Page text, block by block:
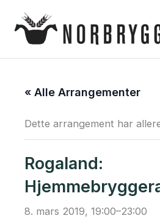
rett
« Alle Arrangementer
Dette arrangement har
Rogaland:
8. mars 2019, 19:00–23:00